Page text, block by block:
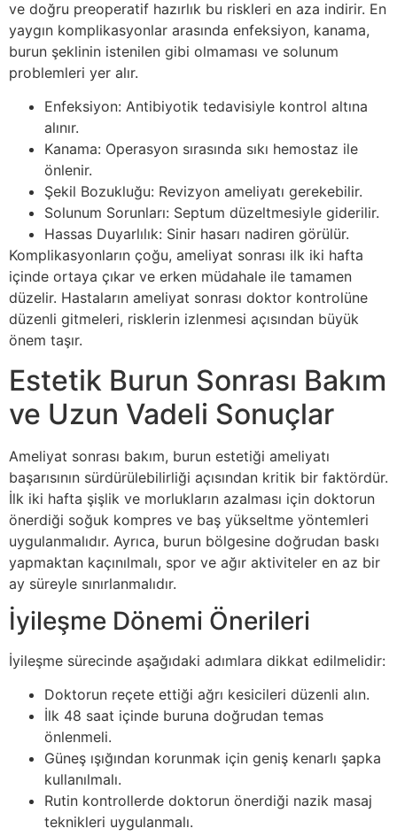
ve doğru preoperatif hazırlık bu riskleri en aza indirir. En
yaygın komplikasyonlar arasında enfeksiyon, kanama,
burun şeklinin istenilen gibi olmaması ve solunum
problemleri yer alır.
Enfeksiyon: Antibiyotik tedavisiyle kontrol altına
alınır.
Kanama: Operasyon sırasında sıkı hemostaz ile
önlenir.
Şekil Bozukluğu: Revizyon ameliyatı gerekebilir.
Solunum Sorunları: Septum düzeltmesiyle giderilir.
Hassas Duyarlılık: Sinir hasarı nadiren görülür.
Komplikasyonların çoğu, ameliyat sonrası ilk iki hafta
içinde ortaya çıkar ve erken müdahale ile tamamen
düzelir. Hastaların ameliyat sonrası doktor kontrolüne
düzenli gitmeleri, risklerin izlenmesi açısından büyük
önem taşır.
Estetik Burun Sonrası Bakım
ve Uzun Vadeli Sonuçlar
Ameliyat sonrası bakım, burun estetiği ameliyatı
başarısının sürdürülebilirliği açısından kritik bir faktördür.
İlk iki hafta şişlik ve morlukların azalması için doktorun
önerdiği soğuk kompres ve baş yükseltme yöntemleri
uygulanmalıdır. Ayrıca, burun bölgesine doğrudan baskı
yapmaktan kaçınılmalı, spor ve ağır aktiviteler en az bir
ay süreyle sınırlanmalıdır.
İyileşme Dönemi Önerileri
İyileşme sürecinde aşağıdaki adımlara dikkat edilmelidir:
Doktorun reçete ettiği ağrı kesicileri düzenli alın.
İlk 48 saat içinde buruna doğrudan temas
önlenmeli.
Güneş ışığından korunmak için geniş kenarlı şapka
kullanılmalı.
Rutin kontrollerde doktorun önerdiği nazik masaj
teknikleri uygulanmalı.